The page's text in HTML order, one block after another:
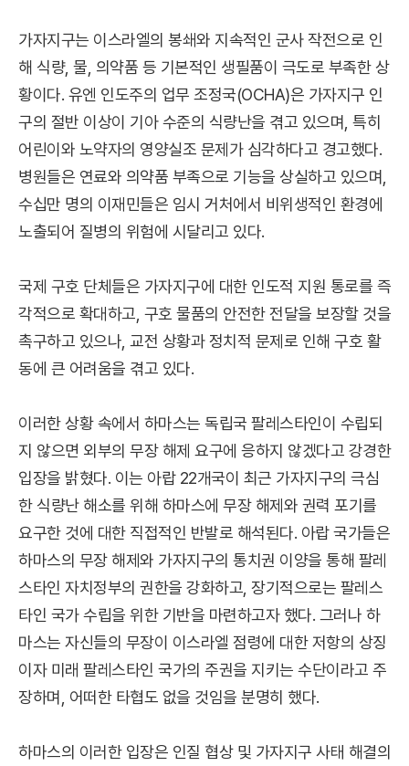
가자지구는 이스라엘의 봉쇄와 지속적인 군사 작전으로 인
해 식량, 물, 의약품 등 기본적인 생필품이 극도로 부족한 상
황이다. 유엔 인도주의 업무 조정국(OCHA)은 가자지구 인
구의 절반 이상이 기아 수준의 식량난을 겪고 있으며, 특히
어린이와 노약자의 영양실조 문제가 심각하다고 경고했다.
병원들은 연료와 의약품 부족으로 기능을 상실하고 있으며,
수십만 명의 이재민들은 임시 거처에서 비위생적인 환경에
노출되어 질병의 위험에 시달리고 있다.
국제 구호 단체들은 가자지구에 대한 인도적 지원 통로를 즉
각적으로 확대하고, 구호 물품의 안전한 전달을 보장할 것을
촉구하고 있으나, 교전 상황과 정치적 문제로 인해 구호 활
동에 큰 어려움을 겪고 있다.
이러한 상황 속에서 하마스는 독립국 팔레스타인이 수립되
지 않으면 외부의 무장 해제 요구에 응하지 않겠다고 강경한
입장을 밝혔다. 이는 아랍 22개국이 최근 가자지구의 극심
한 식량난 해소를 위해 하마스에 무장 해제와 권력 포기를
요구한 것에 대한 직접적인 반발로 해석된다. 아랍 국가들은
하마스의 무장 해제와 가자지구의 통치권 이양을 통해 팔레
스타인 자치정부의 권한을 강화하고, 장기적으로는 팔레스
타인 국가 수립을 위한 기반을 마련하고자 했다. 그러나 하
마스는 자신들의 무장이 이스라엘 점령에 대한 저항의 상징
이자 미래 팔레스타인 국가의 주권을 지키는 수단이라고 주
장하며, 어떠한 타협도 없을 것임을 분명히 했다.
하마스의 이러한 입장은 인질 협상 및 가자지구 사태 해결의